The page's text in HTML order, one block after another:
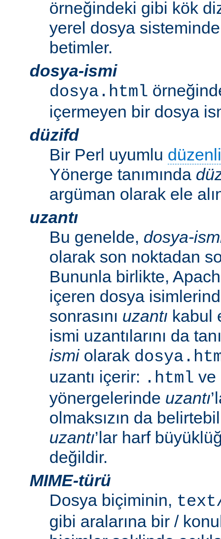
örneğindeki gibi kök
yerel dosya
betimler.
dosya-ismi
dosya.html
içermeyen bir dosya
düzifd
Bir Perl uyumlu
Yönerge tanımında
argüman olarak ele
uzantı
Bu genelde, dosya-
olarak son noktadan
Bununla birlikte,
içeren dosya
sonrasını uzantı kabul
ismi uzantılarını da
ismiolarak
uzantı içerir: .html ve
yönergelerinde uzantı
olmaksızın da
uzantı’lar harf
değildir.
MIME-türü
Dosya biçiminin,
gibi aralarına bir /